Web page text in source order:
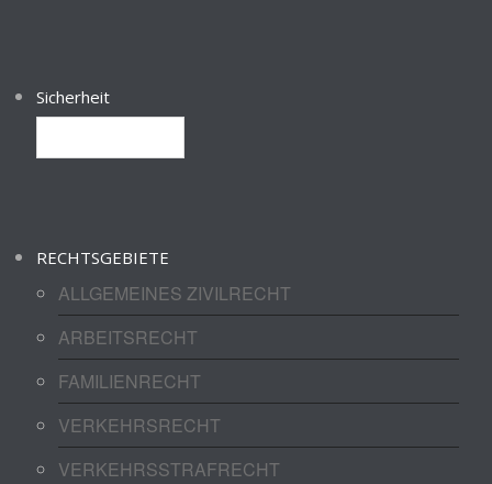
Sicherheit
RECHTSGEBIETE
ALLGEMEINES ZIVILRECHT
ARBEITSRECHT
FAMILIENRECHT
VERKEHRSRECHT
VERKEHRSSTRAFRECHT